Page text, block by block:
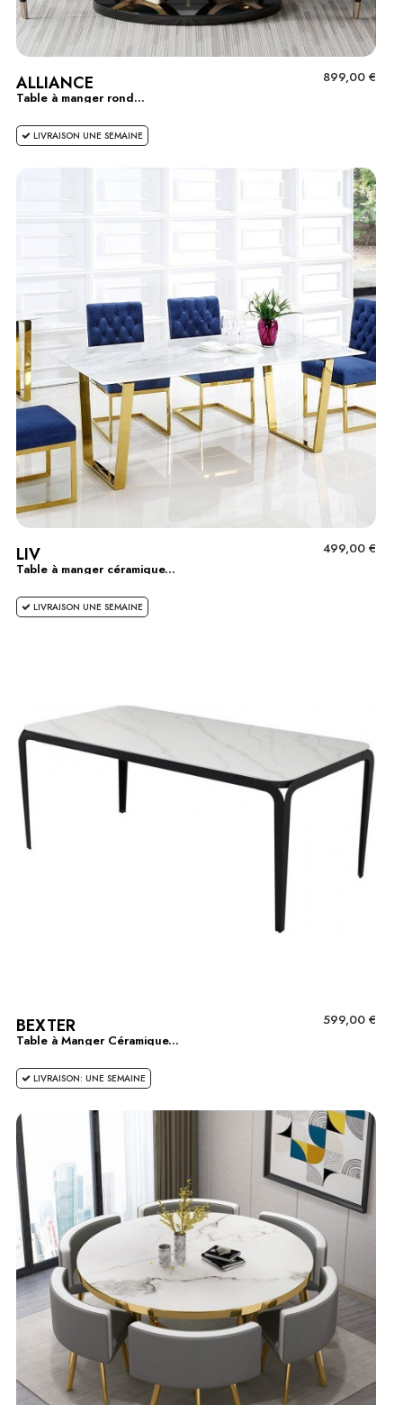
ALLIANCE
Table à manger rond...
899,00 €
LIVRAISON UNE SEMAINE
LIV
Table à manger céramique...
499,00 €
LIVRAISON UNE SEMAINE
BEXTER
Table à Manger Céramique...
599,00 €
LIVRAISON: UNE SEMAINE